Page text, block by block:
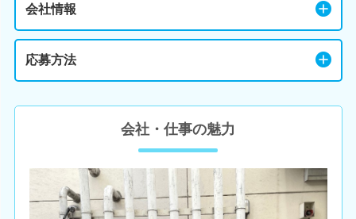
会社情報
応募方法
会社・仕事の魅力